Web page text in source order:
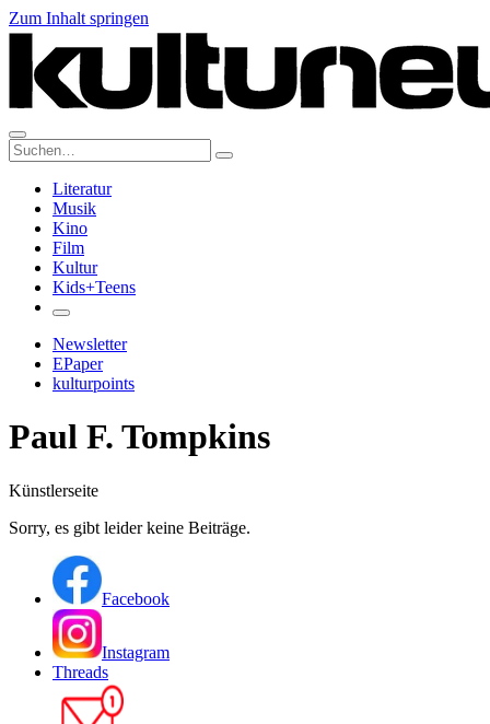
Zum Inhalt springen
Suche:
Literatur
Musik
Kino
Film
Kultur
Kids+Teens
Newsletter
EPaper
kulturpoints
Paul F. Tompkins
Künstlerseite
Sorry, es gibt leider keine Beiträge.
Facebook
Instagram
Threads